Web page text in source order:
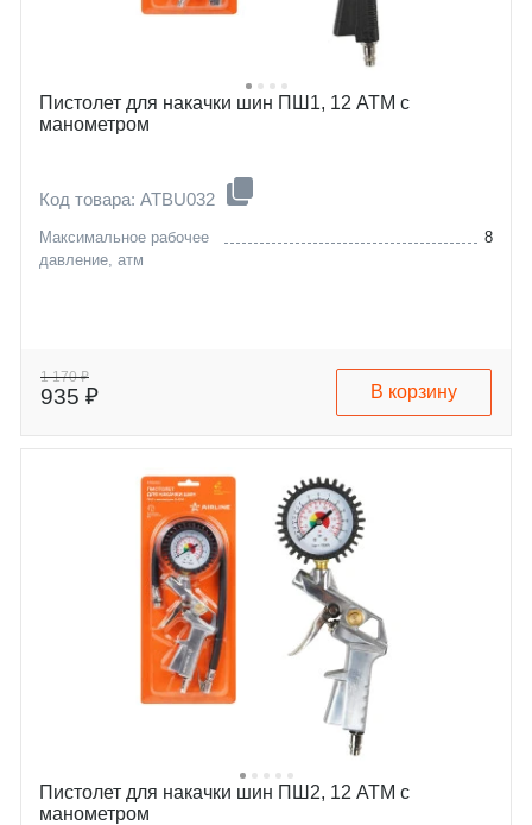
Пистолет для накачки шин ПШ1, 12 АТМ с
манометром
Код товара: ATBU032
Максимальное рабочее
давление, атм
8
1 170 ₽
935 ₽ В корзину
Пистолет для накачки шин ПШ2, 12 АТМ с
манометром